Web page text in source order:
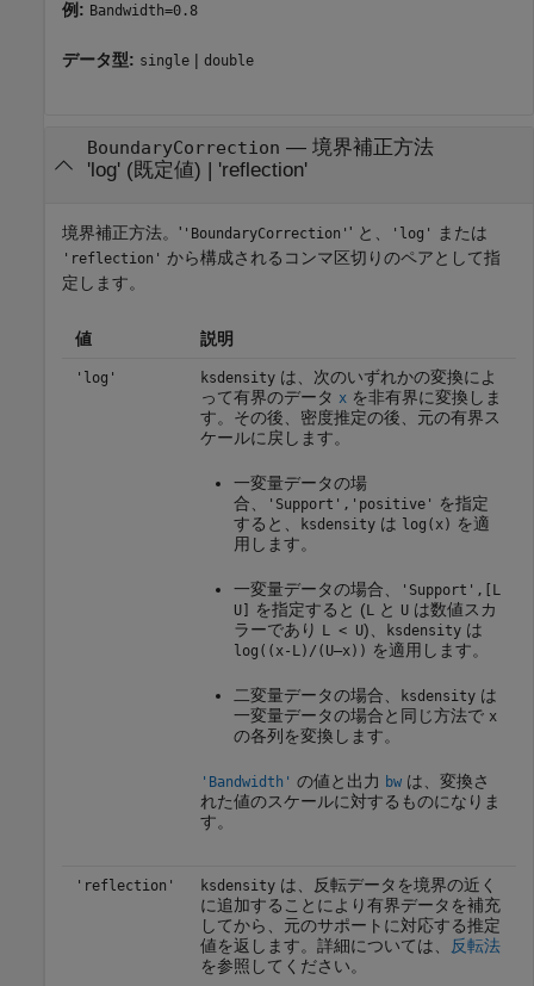
例: Bandwidth=0.8
データ型: single | double
BoundaryCorrection — 境界補正方法
'log'(既定値) | 'reflection'
境界補正方法。' 'BoundaryCorrection' ' と、 'log' または
'reflection' から構成されるコンマ区切りのペアとして指
定します。
値 説明
'log' ksdensityは、次のいずれかの変換によ
って有界のデータ xを非有界に変換しま
す。その後、密度推定の後、元の有界ス
ケールに戻します。
一変量データの場
合、
'Support','positive'
を指定
すると、
ksdensityは log(x) を適
用します。
一変量データの場合、
'Support',[L
U]
を指定すると (L と Uは数値スカ
ラーであり
L < U)、 ksdensityは
log((x-L)/(U–x)) を適用します。
二変量データの場合、 ksdensityは
一変量データの場合と同じ方法で x
の各列を変換します。
'Bandwidth' の値と出力 bwは、変換さ
れた値のスケールに対するものになりま
す。
'reflection' ksdensityは、反転データを境界の近く
に追加することにより有界データを補充
してから、元のサポートに対応する推定
値を返します。詳細については、
反転法
を参照してください。